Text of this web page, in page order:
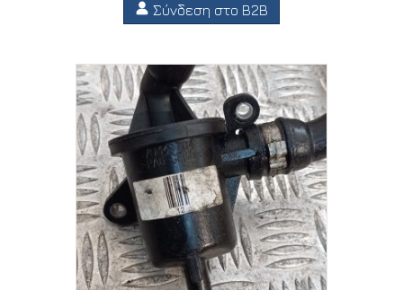
Σύνδεση στο B2B